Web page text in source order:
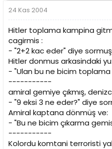
24 Kas 2004
Hitler toplama kampina
cagirmis :
- "2+2 kac eder" diye
Hitler donmus arkasindaki
- "Ulan bu ne bicim toplama
-----------
amiral gemiye çıkmış,
- "9 eksi 3 ne eder?" diye
Amiral kaptana dönmüş ve:
- "Bu ne bicim çıkarma
-----------
Kolordu komtani terroristi